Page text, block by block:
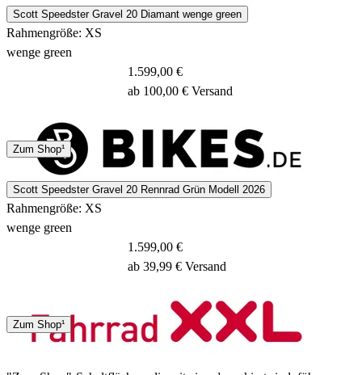
Scott Speedster Gravel 20 Diamant wenge green
Rahmengröße: XS
wenge green
7 - 11 Tage
1.599,00 €
ab 100,00 € Versand
Zum Shop¹
Scott Speedster Gravel 20 Rennrad Grün Modell 2026
Rahmengröße: XS
wenge green
Spedition
3 - 5 Tage
1.599,00 €
ab 39,99 € Versand
Zum Shop¹